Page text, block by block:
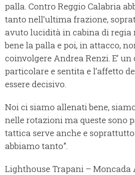
palla. Contro Reggio Calabria
tanto nell’ultima frazione,
avuto lucidità in cabina di regia
bene la palla e poi, in attacco,
coinvolgere Andrea Renzi. E’
particolare e sentita e l’affetto
essere decisivo.
Noi ci siamo allenati bene,
nelle rotazioni ma queste sono
tattica serve anche e
abbiamo tanto”.
Lighthouse Trapani – Moncada